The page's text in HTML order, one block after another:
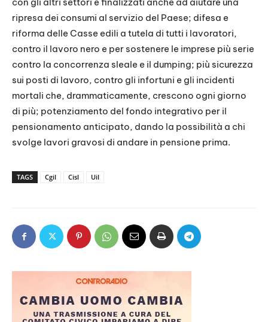
ripresa dei consumi al servizio del Paese; difesa e
riforma delle Casse edili a tutela di tutti i lavoratori,
contro il lavoro nero e per sostenere le imprese più serie
contro la concorrenza sleale e il dumping; più sicurezza
sui posti di lavoro, contro gli infortuni e gli incidenti
mortali che, drammaticamente, crescono ogni giorno
di più; potenziamento del fondo integrativo per il
pensionamento anticipato, dando la possibilità a chi
svolge lavori gravosi di andare in pensione prima.
TAGS Cgil Cisl Uil